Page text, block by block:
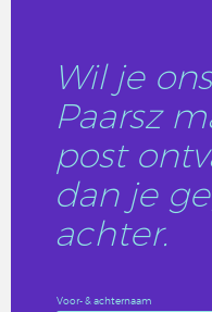
Wil je
Paarsz
post
dan je
achter.
Voor- & achternaam